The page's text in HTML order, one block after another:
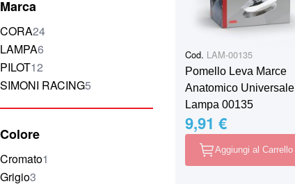
Marca
CORA24
elementi
LAMPA6
elementi
PILOT12
elementi
SIMONI RACING5
elementi
Colore
Cromato1
elemento
Grigio3
elementi
Cod. LAM-00135
Pomello Leva Marce
Anatomico Universale
Lampa 00135
9,91 €
Aggiungi al Carrello